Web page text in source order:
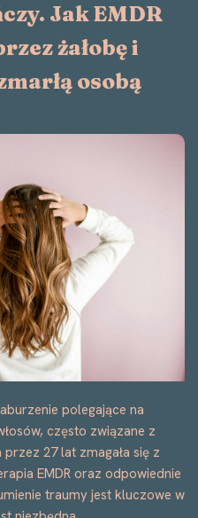
Jak EMDR
żałobę i
osobą
polegające na
często związane z
27 lat zmagała się z
EMDR oraz odpowiednie
traumy jest kluczowe w